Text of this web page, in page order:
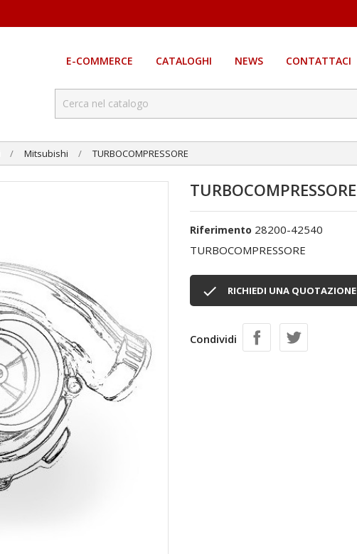
E-COMMERCE CATALOGHI NEWS CONTATTACI
Mitsubishi TURBOCOMPRESSORE
TURBOCOMPRESSORE
Riferimento 28200-42540
TURBOCOMPRESSORE
 RICHIEDI UNA QUOTAZIONE
Condividi